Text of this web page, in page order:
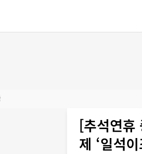
[추석연휴
제 ‘일석이